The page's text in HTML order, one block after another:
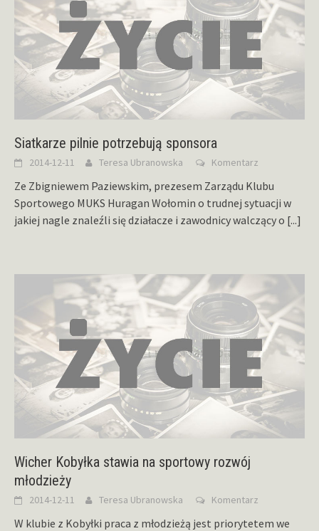
Siatkarze pilnie potrzebują sponsora
2014-12-11 Teresa Ubranowska Komentarz
Ze Zbigniewem Paziewskim, prezesem Zarządu Klubu
Sportowego MUKS Huragan Wołomin o trudnej sytuacji w
jakiej nagle znaleźli się działacze i zawodnicy walczący o [...]
Wicher Kobyłka stawia na sportowy rozwój
młodzieży
2014-12-11 Teresa Ubranowska Komentarz
W klubie z Kobyłki praca z młodzieżą jest priorytetem we